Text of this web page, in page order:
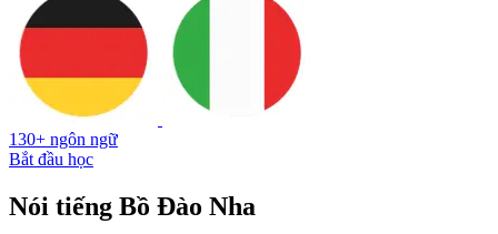
130+ ngôn ngữ
Bắt đầu học
Nói tiếng Bồ Đào Nha